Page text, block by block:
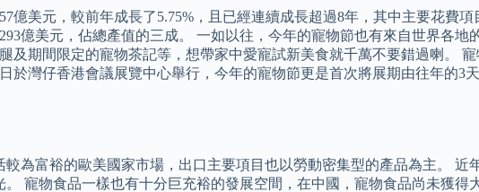
億美元，較前年成長了5.75%，且已經連續成長超過8年，其中主要花費
億美元，佔總產值的三成。 一如以往，今年的寵物節也有來自世界各
及期間限定的寵物茶記等，想帶家中愛寵試新美食就千萬不要錯過喇。
於灣仔香港會議展覽中心舉行，今年的寵物節更是首次將展期由往年的3
為富裕的歐美國家市場，出口主要項目也以勞動密集型的產品為主。
寵物食品一樣也有十分巨充裕的發展空間，在中國，寵物食品尚未獲